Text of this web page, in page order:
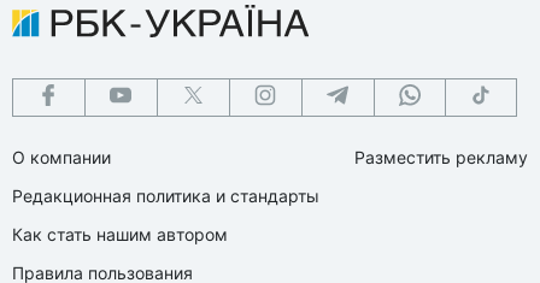
О компании
Редакционная политика и стандарты
Как стать нашим автором
Правила пользования
Разместить рекламу